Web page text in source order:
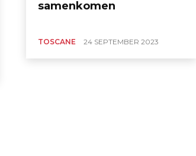
samenkomen
TOSCANE 24 SEPTEMBER 2023